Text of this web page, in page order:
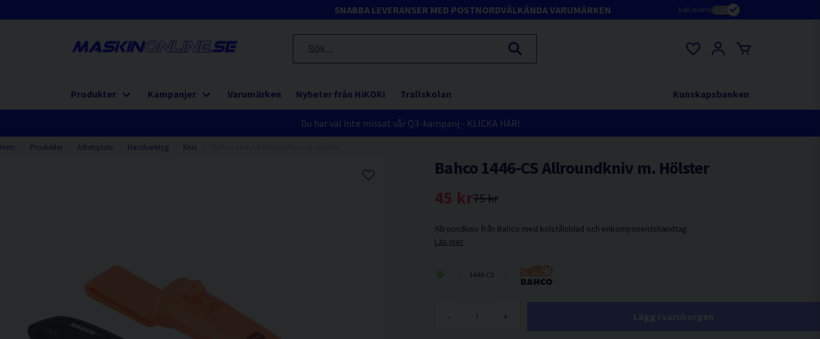
SNABBA LEVERANSER MED POSTNORDVÄLKÄNDA VARUMÄRKEN Inkl.moms
Produkter Kampanjer Varumärken Nyheter från HiKOKI Trallskolan Kunskapsbanken
Du har väl inte missat vår Q3-kampanj - KLICKA HÄR!
Hem Produkter Arbetsplats Handverktyg Kniv
Bahco 1446-CS Allroundkniv m. Hölster
75 kr
45 kr
Allroundkniv från Bahco med kolstålsblad och enkomponentshandtag.
Läs mer
1446-CS
- +